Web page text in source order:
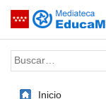
Saltar navegación
Palabra o frase:
Inicio